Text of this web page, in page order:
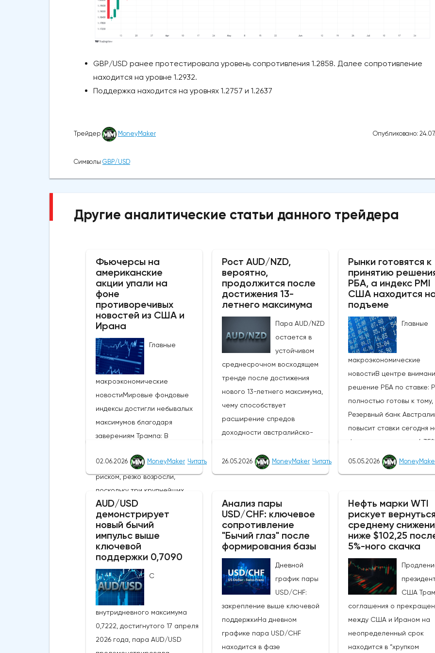
GBP/USD ранее протестировала уровень сопротивления 1.2858. Далее сопротивление
находится на уровне 1.2932.
Поддержка находится на уровнях 1.2757 и 1.2637
Трейдер MoneyMaker Опубликовано:
Символы GBP/USD
Другие аналитические статьи данного трейдера
Фьючерсы на
американские
акции упали на
фоне
противоречивых
новостей из США и
Ирана
Главные
макроэкономические
новостиМировые фондовые
индексы достигли небывалых
максимумов благодаря
заверениям Трампа: В
настроения, связанные с
риском, резко возросли,
поскольку три крупнейших
фондовых индекса США
присоединились к MSCI World,
установив новые исторические
рекорды. Широкое
продвижение вперед
последовало за заявлениями
президента США Дональда
Трампа, указывающими на то,
что, несмотря на новые
военные обмены в выходные,
02.06.2026 MoneyMaker Читать
Рост AUD/NZD,
вероятно,
продолжится после
достижения 13-
летнего максимума
Пара AUD/NZD
остается в
устойчивом
среднесрочном восходящем
тренде после достижения
нового 13-летнего максимума,
чему способствует
расширение спредов
доходности австралийско-
усиление агрессивного
настроя РБА по отношению к
Зеландии, РБНЗ, объявит о
своем решении по денежно-
кредитной политике завтра, в
среду, 27 мая 2026 года, в
после чего час спустя
состоится пресс-
конференция главы банка
Бремана.Участники рынка
ожидают, что РБНЗ сохранит
официальную денежную
ставку на уровне 2,25%. РБНЗ
26.05.2026 MoneyMaker Читать
Рынки готовятся к
принятию
РБА, а индекс PMI
США находится
подъеме
Главные
макроэкономические
новостиВ центре
решение РБА по ставке:
полностью готовы к тому,
Резервный банк
повысит ставки сегодня
базисных пунктов до 4,35%
ставке денежной политики
(третий раз подряд),
решающее значение для
получения информации о
будет ли РБА и дальше
придерживаться
курса.Устойчивость
промышленного
в США: Последние
производственным
март превзошли ожидания
(фактический показатель:
м/м, консенсус-прогноз:
05.05.2026
AUD/USD
демонстрирует
новый бычий
импульс выше
ключевой
поддержки 0,7090
С
внутридневного максимума
0,7222, достигнутого 17 апреля
2026 года, пара AUD/USD
Анализ пары
USD/CHF: ключевое
сопротивление
"Бычий глаз" после
формирования базы
Дневной
график пары
USD/CHF:
закрепление выше ключевой
поддержкиНа дневном
графике пара USD/CHF
находится в фазе
Нефть марки WTI
рискует
среднему
ниже $102,25
5%-ного скачка
США
соглашения о
между США и Ираном на
неопределенный срок
находится в “хрупком